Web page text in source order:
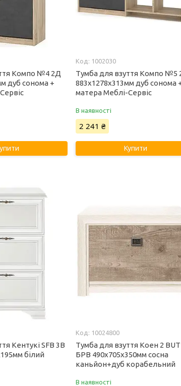
Компо №4 2Д
дуб сонома +
1002030
Тумба для взуття Компо №5
883х1278х313мм дуб сонома
матера Меблі-Сервіс
В наявності
2 241 ₴
Купити
Кентукі SFB 3B
білий
10024800
Тумба для взуття Коен 2
БРВ 490х705х350мм сосна
каньйон+дуб корабельний
В наявності